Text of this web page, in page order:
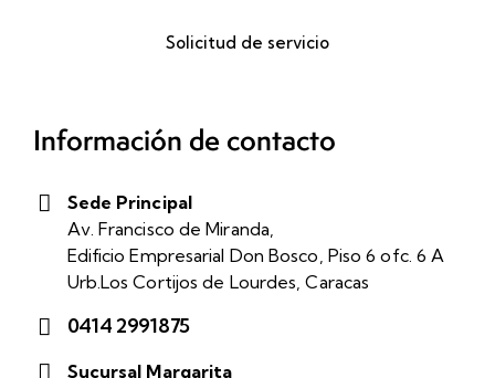
Solicitud de servicio
Información de contacto
Sede Principal
Av. Francisco de Miranda,
Edificio Empresarial Don Bosco, Piso 6 ofc. 6 A
Urb.Los Cortijos de Lourdes, Caracas
0414 2991875
Sucursal Margarita